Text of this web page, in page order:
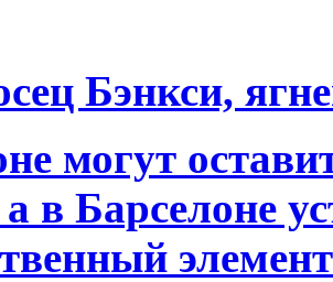
Бэнкси,
могут
в Барселоне